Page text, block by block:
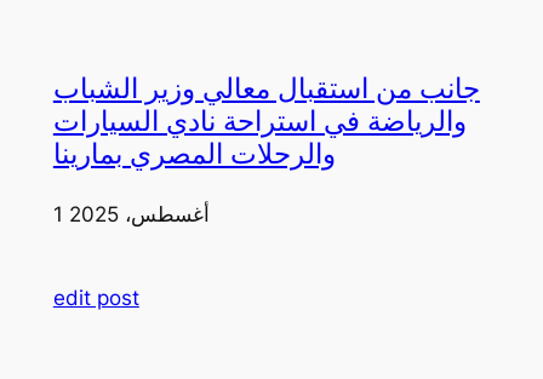
جانب من استقبال معالي وزير الشباب
والرياضة في استراحة نادي السيارات
والرحلات المصري بمارينا
1 أغسطس، 2025
edit post